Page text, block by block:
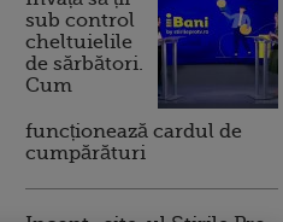
sub control
cheltuielile
de sărbători.
Cum
funcționează cardul de
cumpărături